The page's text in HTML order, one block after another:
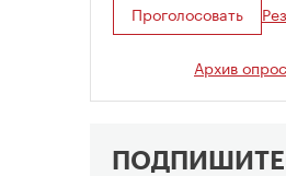
Проголосовать
Архив